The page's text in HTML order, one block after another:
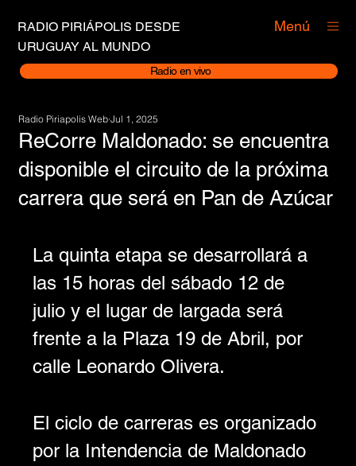
RADIO PIRIÁPOLIS DESDE
URUGUAY AL MUNDO
Radio en vivo
Menú
ReCorre Maldonado: se encuentra
disponible el circuito de la próxima
carrera que será en Pan de Azúcar
Radio Piriapolis Web Jul 1, 2025
La quinta etapa se desarrollará a
las 15 horas del sábado 12 de
julio y el lugar de largada será
frente a la Plaza 19 de Abril, por
calle Leonardo Olivera.
El ciclo de carreras es organizado
por la Intendencia de Maldonado